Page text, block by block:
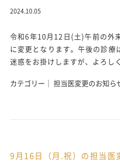
2024.10.05
令和6年10月12日(土)午前の外
に変更となります。午後の診療
迷惑をお掛けしますが、よろし
カテゴリー｜ 担当医変更のお知ら
9月16日（月.祝）の担当医